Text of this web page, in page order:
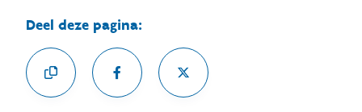
Deel deze pagina: